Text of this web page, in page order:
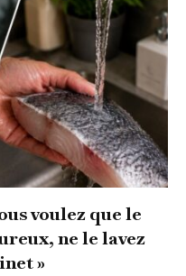
voulez que le
ne le lavez
»